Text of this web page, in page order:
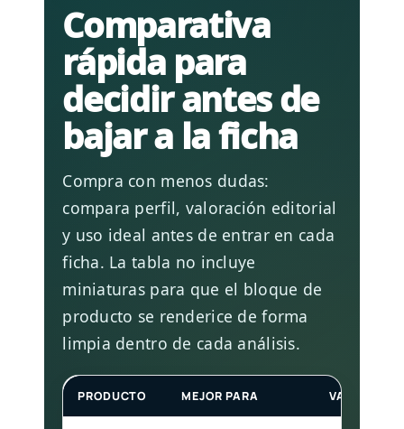
Comparativa
rápida para
decidir antes de
bajar a la ficha
Compra con menos dudas:
compara perfil, valoración editorial
y uso ideal antes de entrar en cada
ficha. La tabla no incluye
miniaturas para que el bloque de
producto se renderice de forma
limpia dentro de cada análisis.
PRODUCTO MEJOR PARA